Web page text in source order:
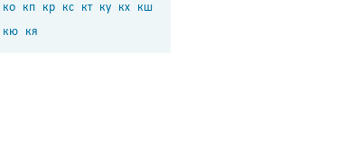
ко кп кр кс кт ку кх кш
кю кя